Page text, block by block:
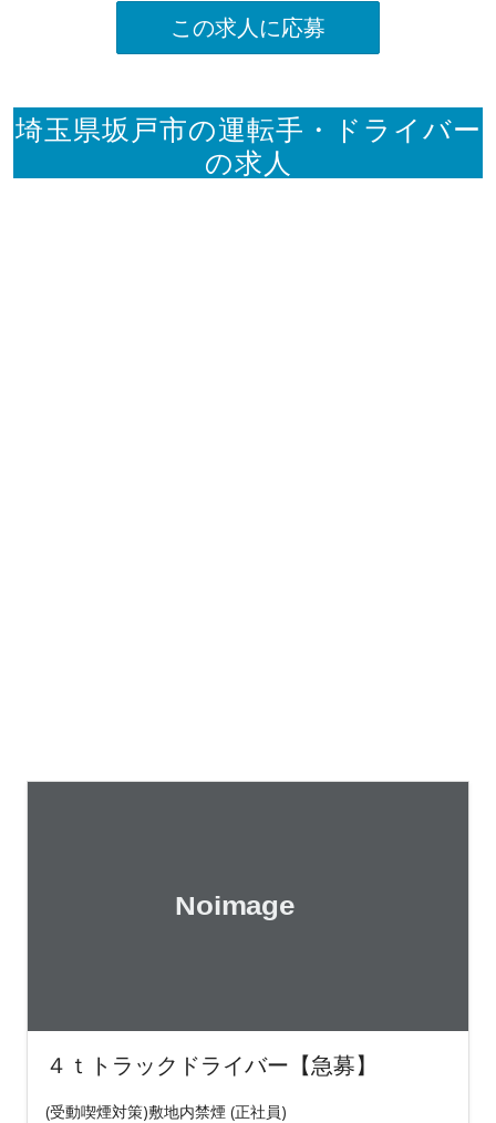
この求人に応募
埼玉県坂戸市の運転手・ドライバー
の求人
４ｔトラックドライバー【急募】
(受動喫煙対策)敷地内禁煙 (正社員)